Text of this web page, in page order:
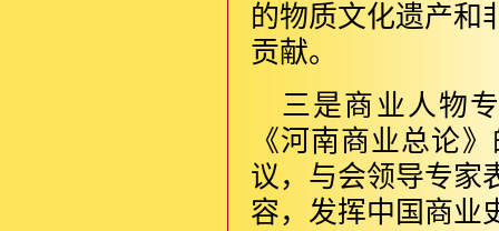
的物质文化遗产和
贡献。
三是商业人物
《河南商业总论
议，与会领导专家
容，发挥中国商业